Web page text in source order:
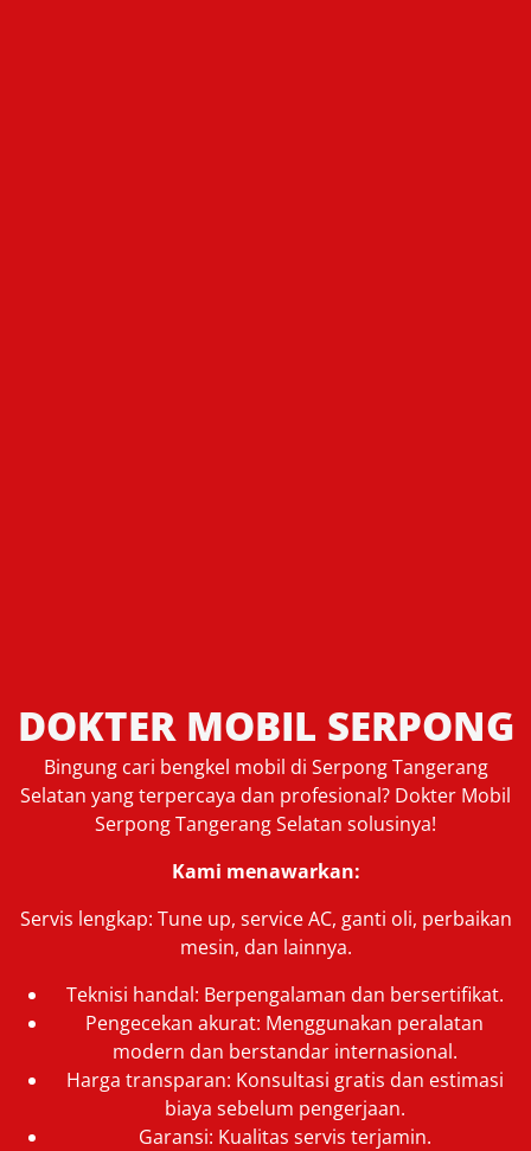
DOKTER MOBIL SERPONG
Bingung cari bengkel mobil di Serpong Tangerang
Selatan yang terpercaya dan profesional? Dokter Mobil
Serpong Tangerang Selatan solusinya!
Kami menawarkan:
Servis lengkap: Tune up, service AC, ganti oli, perbaikan
mesin, dan lainnya.
Teknisi handal: Berpengalaman dan bersertifikat.
Pengecekan akurat: Menggunakan peralatan
modern dan berstandar internasional.
Harga transparan: Konsultasi gratis dan estimasi
biaya sebelum pengerjaan.
Garansi: Kualitas servis terjamin.